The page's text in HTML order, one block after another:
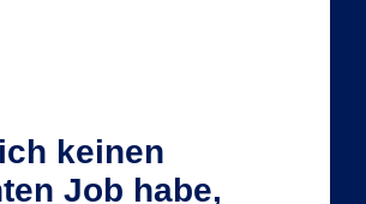
gibt an, wie viele von 100
gestellten Anträgen auf
keinen
Job habe,